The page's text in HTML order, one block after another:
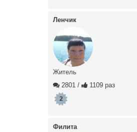
Ленчик
Житель
2801 / 1109 раз
2
Филита